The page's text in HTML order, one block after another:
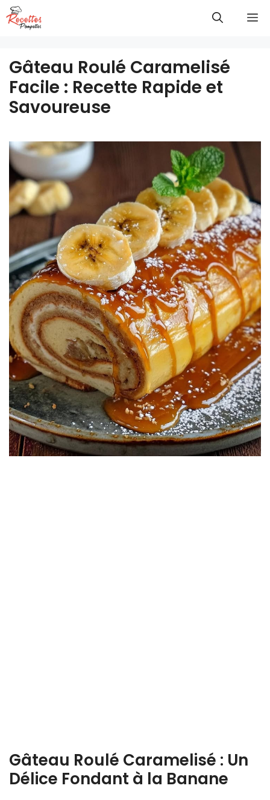
Aller
au
Gâteau Roulé Caramelisé
Facile : Recette Rapide et
Savoureuse
Gâteau Roulé Caramelisé : Un
Délice Fondant à la Banane